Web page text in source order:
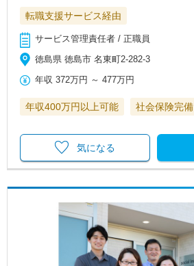
転職支援サービス経由
サービス管理責任者 / 正職員
徳島県 徳島市 名東町2-282-3
年収 372万円 ～477万円
年収400万円以上可能 社会保険完備
気になる